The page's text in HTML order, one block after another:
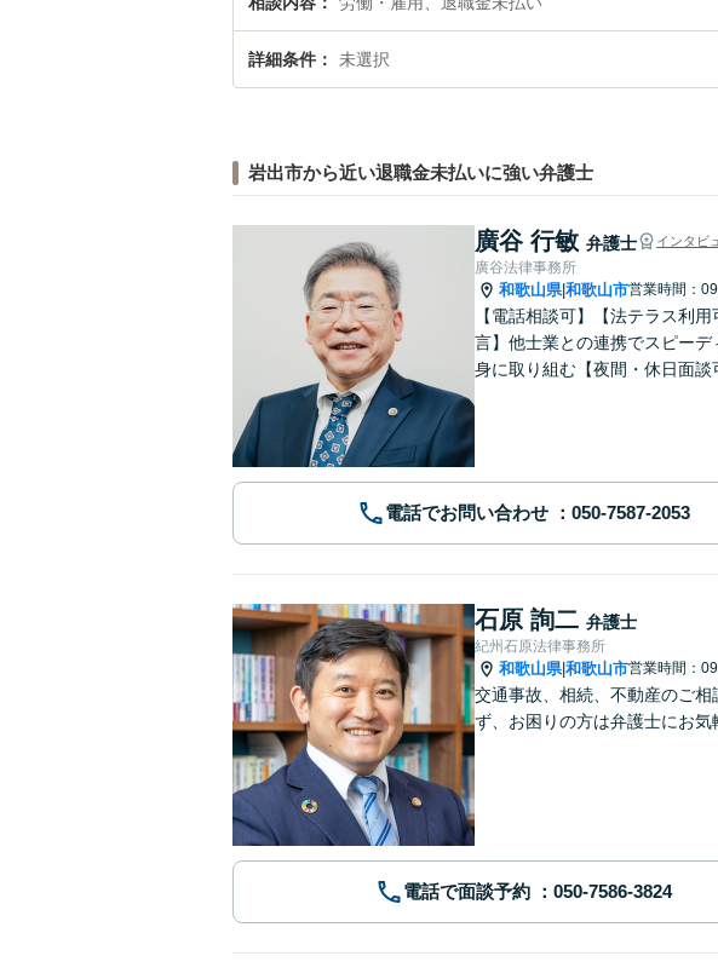
詳細条件 未選択
岩出市から近い退職金未払いに強い弁護士
廣谷 行敏 弁護士 インタビ
廣谷法律事務所
和歌山県|和歌山市営業時間：
【電話相談可】【法テラス利
言】他士業との連携でスピー
身に取り組む【夜間・休日面談
電話でお問い合わせ
石原 詢二 弁護士
紀州石原法律事務所
和歌山県|和歌山市営業時間：
交通事故、相続、不動産のご
ず、お困りの方は弁護士にお気
電話で面談予約